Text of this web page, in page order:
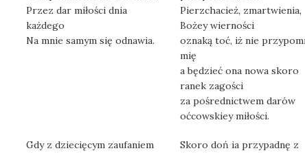
Przez dar miłości dnia
każdego
Na mnie samym się odnawia.
Pierzchacież, zmartwienia,
Bożey wierności
oznaką toć, iż nie
mię
a będzieć ona nowa skoro
ranek zagości
za pośrednictwem darów
oćcowskiey miłości.
Gdy z dziecięcym zaufaniem
Skoro doń ia przypadnę z